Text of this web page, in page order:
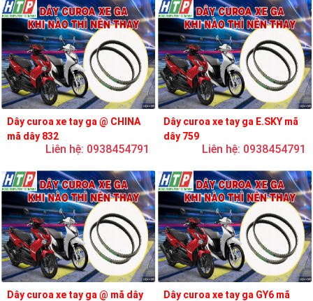
Dây curoa xe tay ga @ CHINA
mã dây 832
Liên hệ: 0938454791
Dây curoa xe tay ga E.SKY mã
dây 759
Liên hệ: 0938454791
Dây curoa xe tay ga @ mã dây
Dây curoa xe tay ga GY6 mã